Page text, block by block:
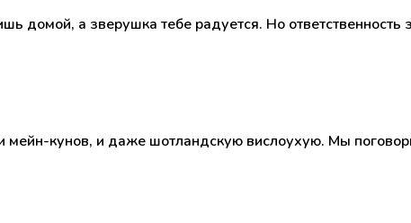
домой, а зверушка тебе радуется. Но
кунов, и даже шотландскую вислоухую. Мы